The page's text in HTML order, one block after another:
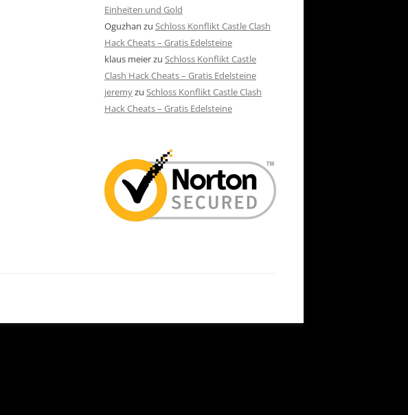
Einheiten und Gold
Oguzhan zu Schloss Konflikt Castle Clash
Hack Cheats – Gratis Edelsteine
klaus meierzu Schloss Konflikt Castle
Clash Hack Cheats – Gratis Edelsteine
jeremyzu Schloss Konflikt Castle Clash
Hack Cheats – Gratis Edelsteine